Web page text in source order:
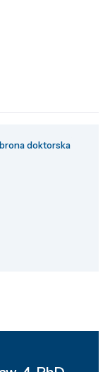
doktorska